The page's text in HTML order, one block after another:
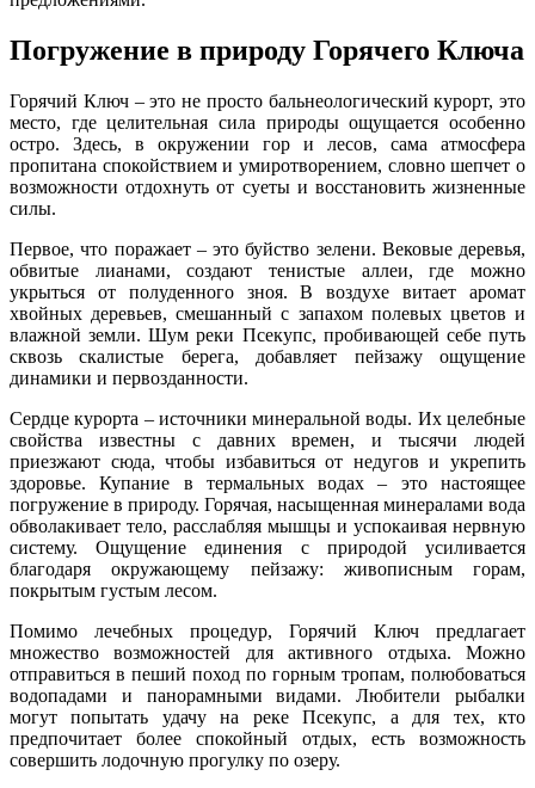
Погружение в природу Горячего Ключа
Горячий Ключ – это не просто бальнеологический курорт, это
место, где целительная сила природы ощущается особенно
остро. Здесь, в окружении гор и лесов, сама атмосфера
пропитана спокойствием и умиротворением, словно шепчет о
возможности отдохнуть от суеты и восстановить жизненные
силы.
Первое, что поражает – это буйство зелени. Вековые деревья,
обвитые лианами, создают тенистые аллеи, где можно
укрыться от полуденного зноя. В воздухе витает аромат
хвойных деревьев, смешанный с запахом полевых цветов и
влажной земли. Шум реки Псекупс, пробивающей себе путь
сквозь скалистые берега, добавляет пейзажу ощущение
динамики и первозданности.
Сердце курорта – источники минеральной воды. Их целебные
свойства известны с давних времен, и тысячи людей
приезжают сюда, чтобы избавиться от недугов и укрепить
здоровье. Купание в термальных водах – это настоящее
погружение в природу. Горячая, насыщенная минералами вода
обволакивает тело, расслабляя мышцы и успокаивая нервную
систему. Ощущение единения с природой усиливается
благодаря окружающему пейзажу: живописным горам,
покрытым густым лесом.
Помимо лечебных процедур, Горячий Ключ предлагает
множество возможностей для активного отдыха. Можно
отправиться в пеший поход по горным тропам, полюбоваться
водопадами и панорамными видами. Любители рыбалки
могут попытать удачу на реке Псекупс, а для тех, кто
предпочитает более спокойный отдых, есть возможность
совершить лодочную прогулку по озеру.